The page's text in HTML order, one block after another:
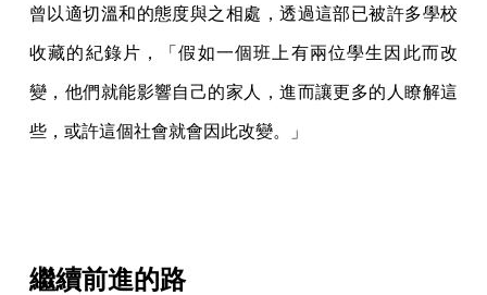
曾以適切溫和的態度與之相處，透過這部已被許多學校
收藏的紀錄片，「假如一個班上有兩位學生因此而改
變，他們就能影響自己的家人，進而讓更多的人瞭解這
些，或許這個社會就會因此改變。」
繼續前進的路